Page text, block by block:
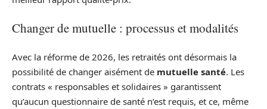
Changer de mutuelle : processus et modalités
Avec la réforme de 2026, les retraités ont désormais la
possibilité de changer aisément de mutuelle santé. Les
contrats « responsables et solidaires » garantissent
qu’aucun questionnaire de santé n’est requis, et ce, même